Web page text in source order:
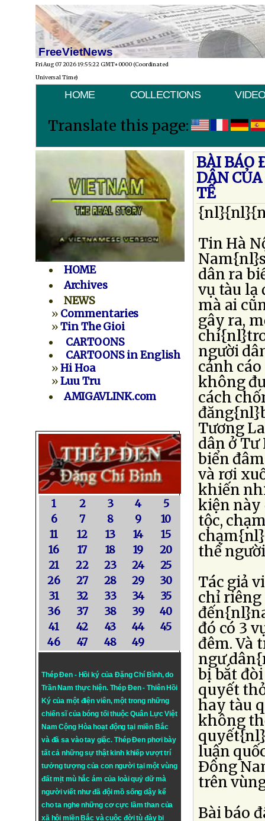
FreeVietNews
Fri Aug 07 2026 19:55:22 GMT+0000 (Coordinated
Universal Time)
HOME COLLECTIONS
Translate this page:
HOME
Archives
NEWS
» Commentaries
»Tin The Gioi
CARTOONS
CARTOONS in English
»Hi Hoa
»Luu Tru
AMIGAVLINK.com
1 2 3 4
5
6
7 8 9
10
11
12 13 14
15
16
17 18 19
20
21
22 23 24
25
26
27 28 29
30
31
32 33 34
35
36
37 38 39
40
41
42 43 44
45
46
47 48 49
Thép Đen - Hồi ký của Đặng Chí Bình, do
Trần Nam thực hiện. Thép Đen- Thiên Hồi
Ký của một điện viên, một trong những
chiến sĩ của bóng tối thuộc Quân Lực Việt
Nam Cộng Hòa hoạt động tại miền Bắc
và đã sa vào tay giặc. Thép Đen phơi bày
tất cả những sự thật kinh khiếp vượt trí
tưởng tượng của con người tại một vùng
đất mịt mù hắc ám của loài quỷ dữ mà
người viết như đã đội mồ sống dậy kể
cho ta nghe những cơ cực lầm than của
xã hội miền Bắc và cuộc đời tù đày bi
BÀI BÁO
DÂN
TẾ
Tin Hà
dân ra
vụ tàu lạ
mà ai
gây ra,
người
cảnh
không
cách
Tương
dân ở Tư
biển
và rơi
khiến
kiện này
tộc,
thế
Tác giả
chỉ riêng
đó có 3
đêm. Và
ngư
bị bắt
quyết
hay tàu
không
luận
Ðông
trên
Bài báo